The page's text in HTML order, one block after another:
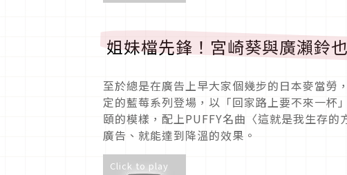
姐妹檔先鋒！宮崎葵與廣瀨鈴
至於總是在廣告上早大家個幾步的日本麥當勞
定的藍莓系列登場，以「回家路上要不來一杯
頤的模樣，配上PUFFY名曲〈這就是我生存
廣告、就能達到降溫的效果。
Click to play